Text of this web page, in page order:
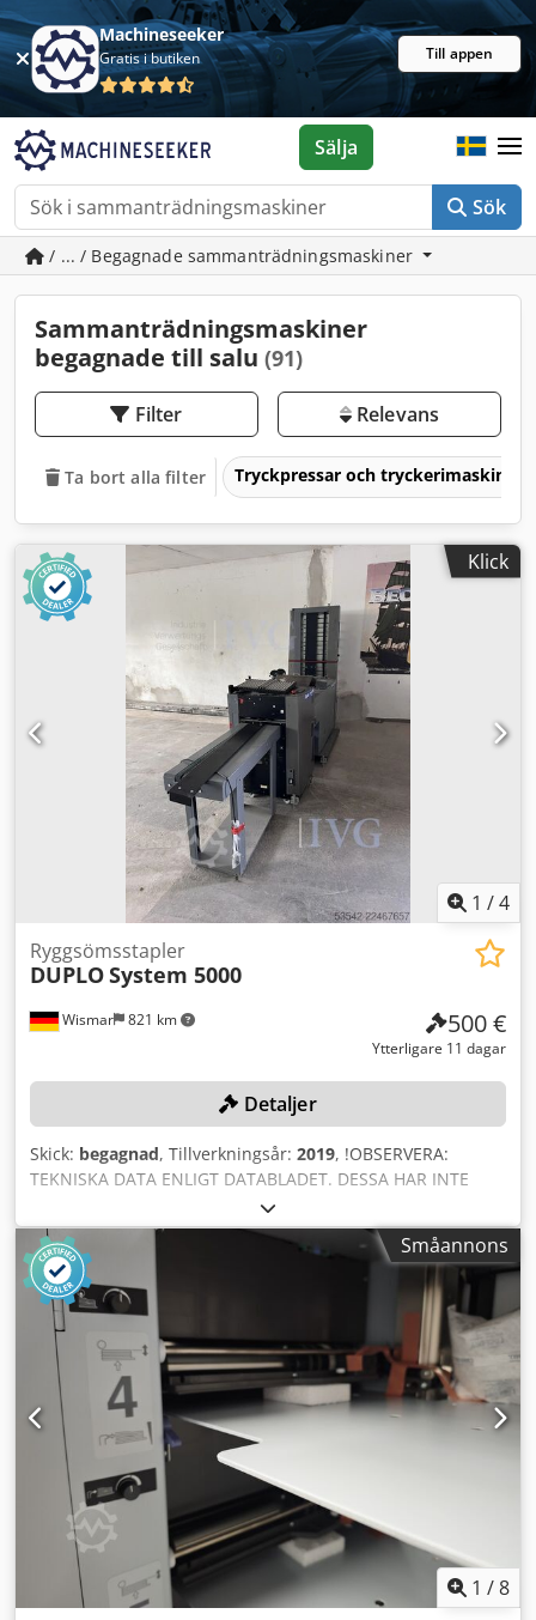
Machineseeker
Gratis i butiken Till appen
Sök
Sälja
/ ... / Begagnade sammanträdningsmaskiner
Sammanträdningsmaskiner
begagnade till salu (91)
Filter Relevans
Ta bort alla filter Tryckpressar och tryckerimaskiner
Klick
1 /4
Wismar 821 km
Ryggsömsstapler
DUPLOSystem 5000
500 €
Ytterligare 11 dagar
Detaljer
Skick: begagnad, Tillverkningsår: 2019, !OBSERVERA:
TEKNISKA DATA ENLIGT DATABLADET. DESSA HAR INTE
KONTROLLERATS. INSPEKTION REKOMMENDERAS.
Inmatningsformat: 4-sidigt ark, min. 180 x 105 mm, max.
550 x 350 mm. Slutformat: broschyr, min. 90 x 105 mm,
max. 305 x 350 mm. Broschyrens tjocklek: max. 76 sidor.
Hastighet: max. 6 000 cykler/timme. Maskinens mått: 6500
x 850 x 1700 mm (L x B x H). Dodpfozqzclox Agrjck
Småannons
1 /8